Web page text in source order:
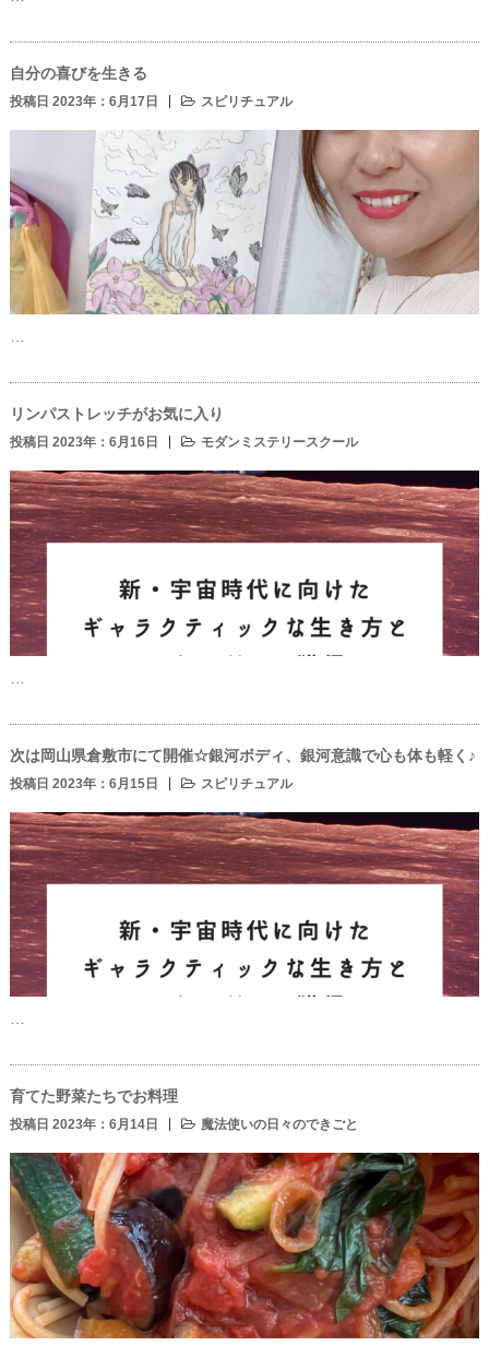
自分の喜びを生きる
投稿日 2023年：6月17日 スピリチュアル
…
リンパストレッチがお気に入り
投稿日 2023年：6月16日 モダンミステリースクール
次は岡山県倉敷市にて開催☆銀河ボディ、銀河意識で心も体も軽く♪
投稿日 2023年：6月15日 スピリチュアル
…
育てた野菜たちでお料理
投稿日 2023年：6月14日 魔法使いの日々のできごと